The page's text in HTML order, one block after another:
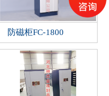
防磁柜FC-1800